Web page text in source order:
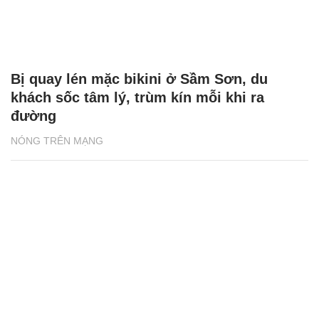
NÓNG TRÊN MẠNG
Bị quay lén mặc bikini ở Sầm Sơn, du
khách sốc tâm lý, trùm kín mỗi khi ra
đường